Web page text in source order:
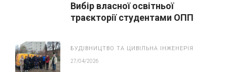
Вибір власної освітньої
траєкторії студентами ОПП
газопостачання”
БУДІВНИЦТВО ТА ЦИВІЛЬНА ІНЖЕНЕРІЯ
27/04/2026